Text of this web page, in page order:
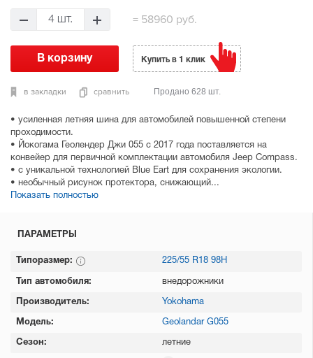
• усиленная летняя шина для автомобилей повышенной степени
проходимости.
• Йокогама Геолендер Джи 055 с 2017 года поставляется на
конвейер для первичной комплектации автомобиля Jeep Compass.
• с уникальной технологией Blue Eart для сохранения экологии.
• необычный рисунок протектора, снижающий...
Показать полностью
4 шт. = 58960 руб.
в закладки сравнить
Купить в 1 клик
Продано 628 шт.
ПАРАМЕТРЫ
Типоразмер: 225/55 R18 98H
Тип автомобиля: внедорожники
Производитель: Yokohama
Модель: Geolandar G055
Сезон: летние